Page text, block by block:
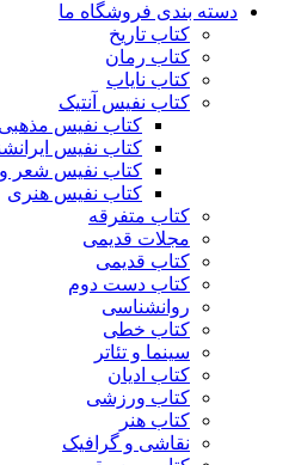
دسته بندی فروشگاه ما
کتاب تاریخ
کتاب رمان
کتاب نایاب
کتاب نفیس آنتیک
کتاب نفیس مذهبی
کتاب نفیس
کتاب نفیس شعر و
کتاب نفیس هنری
کتاب متفرقه
مجلات قدیمی
کتاب قدیمی
کتاب دست دوم
روانشناسی
کتاب خطی
سینما و تئاتر
کتاب ادیان
کتاب ورزشی
کتاب هنر
نقاشی و گرافیک